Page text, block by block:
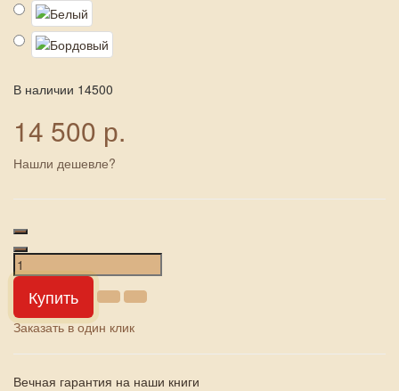
В наличии 14500
14 500 р.
Нашли дешевле?
Купить
Заказать в один клик
Вечная гарантия на наши книги